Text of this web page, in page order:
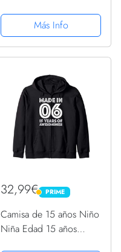
con Capucha
Más Info
32,99€ PRIME
PRIME
Camisa de 15 años Niño
Niña Edad 15 años